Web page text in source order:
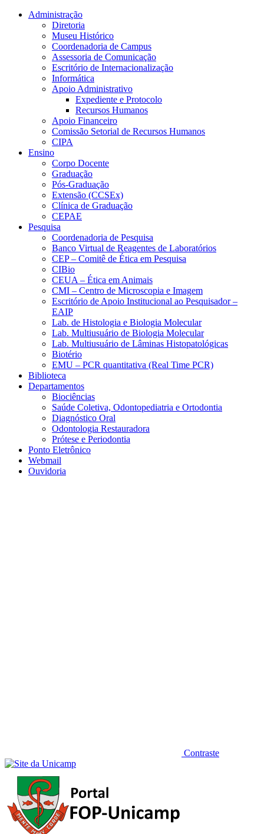
Conteúdo principal Menu principal
Administração
Diretoria
Museu Histórico
Coordenadoria de Campus
Assessoria de Comunicação
Escritório de Internacionalização
Informática
Apoio Administrativo
Expediente e Protocolo
Recursos Humanos
Apoio Financeiro
Comissão Setorial de Recursos Humanos
CIPA
Ensino
Corpo Docente
Graduação
Pós-Graduação
Extensão (CCSEx)
Clínica de Graduação
CEPAE
Pesquisa
Coordenadoria de Pesquisa
Banco Virtual de Reagentes de Laboratórios
CEP – Comitê de Ética em Pesquisa
CIBio
CEUA – Ética em Animais
CMI – Centro de Microscopia e Imagem
Escritório de Apoio Institucional ao Pesquisador –
EAIP
Lab. de Histologia e Biologia Molecular
Lab. Multiusuário de Biologia Molecular
Lab. Multiusuário de Lâminas Histopatológicas
Biotério
EMU – PCR quantitativa (Real Time PCR)
Biblioteca
Departamentos
Biociências
Saúde Coletiva, Odontopediatria e Ortodontia
Diagnóstico Oral
Odontologia Restauradora
Prótese e Periodontia
Ponto Eletrônico
Webmail
Ouvidoria
Contraste